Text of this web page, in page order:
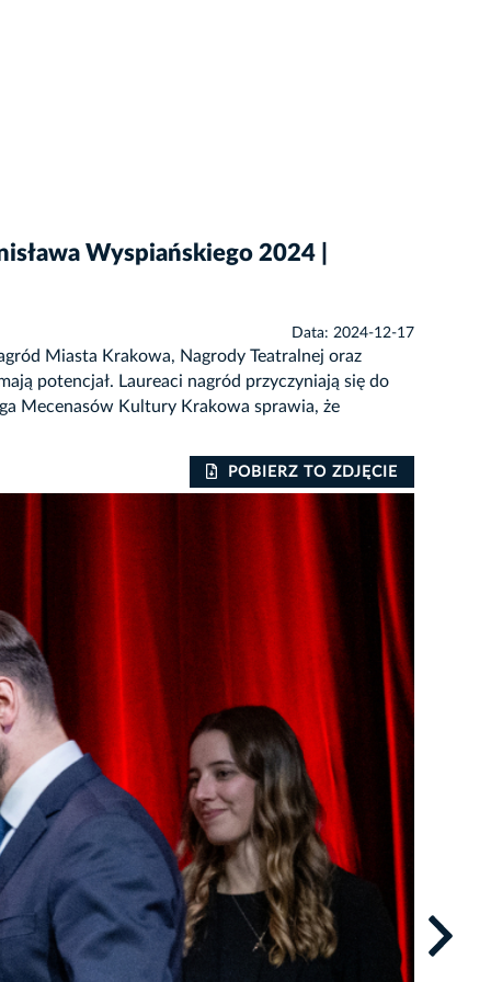
Wyspiańskiego 2024 |
Data: 2024-12-17
Miasta Krakowa, Nagrody Teatralnej oraz
potencjał. Laureaci nagród przyczyniają się do
Mecenasów Kultury Krakowa sprawia, że
POBIERZ TO ZDJĘCIE